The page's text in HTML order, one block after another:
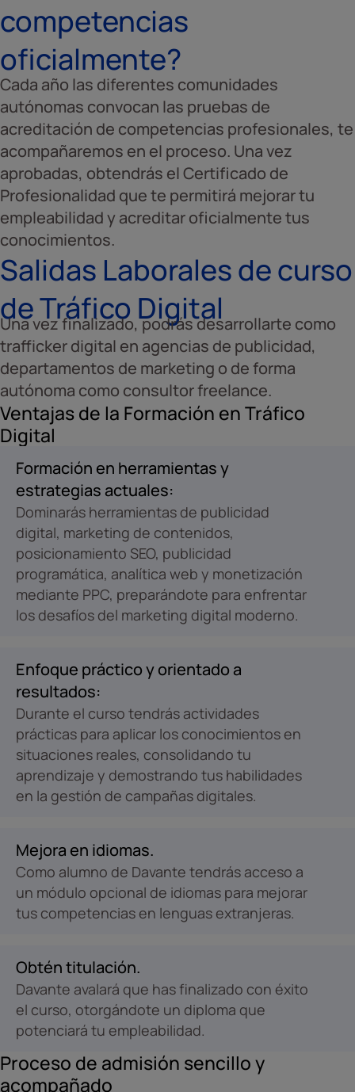
competencias
oficialmente?
Cada año las diferentes comunidades
autónomas convocan las pruebas de
acreditación de competencias profesionales, te
acompañaremos en el proceso. Una vez
aprobadas, obtendrás el Certificado de
Profesionalidad que te permitirá mejorar tu
empleabilidad y acreditar oficialmente tus
conocimientos.
Salidas Laborales de curso
de Tráfico Digital
Una vez finalizado, podrás desarrollarte como
trafficker digital en agencias de publicidad,
departamentos de marketing o de forma
autónoma como consultor freelance.
Ventajas de la Formación en Tráfico
Digital
Formación en herramientas y
estrategias actuales:
Dominarás herramientas de publicidad
digital, marketing de contenidos,
posicionamiento SEO, publicidad
programática, analítica web y monetización
mediante PPC, preparándote para enfrentar
los desafíos del marketing digital moderno.
Enfoque práctico y orientado a
resultados:
Durante el curso tendrás actividades
prácticas para aplicar los conocimientos en
situaciones reales, consolidando tu
aprendizaje y demostrando tus habilidades
en la gestión de campañas digitales.
Mejora en idiomas.
Como alumno de Davante tendrás acceso a
un módulo opcional de idiomas para mejorar
tus competencias en lenguas extranjeras.
Obtén titulación.
Davante avalará que has finalizado con éxito
el curso, otorgándote un diploma que
potenciará tu empleabilidad.
Proceso de admisión sencillo y
acompañado